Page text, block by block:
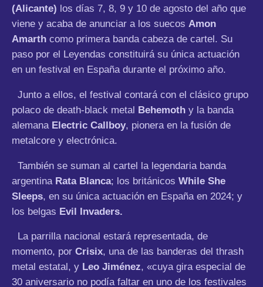
(Alicante) los días 7, 8, 9 y 10 de agosto del año que
viene y acaba de anunciar a los suecos Amon
Amarth como primera banda cabeza de cartel. Su
paso por el Leyendas constituirá su única actuación
en un festival en España durante el próximo año.
Junto a ellos, el festival contará con el clásico grupo
polaco de death-black metal Behemoth y la banda
alemana Electric Callboy, pionera en la fusión de
metalcore y electrónica.
También se suman al cartel la legendaria banda
argentina Rata Blanca; los británicos While She
Sleeps, en su única actuación en España en 2024; y
los belgas Evil Invaders.
La parrilla nacional estará representada, de
momento, por Crisix, una de las banderas del thrash
metal estatal, y Leo Jiménez, «cuya gira especial de
30 aniversario no podía faltar en uno de los festivales